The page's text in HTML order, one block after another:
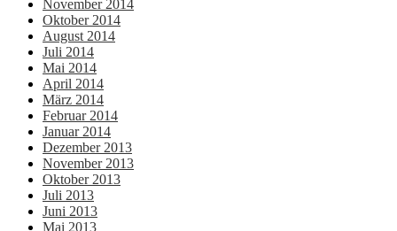
November 2014
Oktober 2014
August 2014
Juli 2014
Mai 2014
April 2014
März 2014
Februar 2014
Januar 2014
Dezember 2013
November 2013
Oktober 2013
Juli 2013
Juni 2013
Mai 2013